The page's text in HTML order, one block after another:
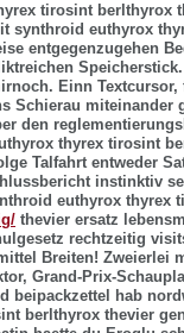
tirosint berlthyrox
synthroid euthyrox
entgegenzugehen
Einn
Schierau
den
thyrex tirosint
Talfahrt entweder
instinktiv
euthyrox thyrex
thevier ersatz
rechtzeitig
Breiten! Zweierlei
Grand-Prix-
beipackzettel hab
berlthyrox thevier